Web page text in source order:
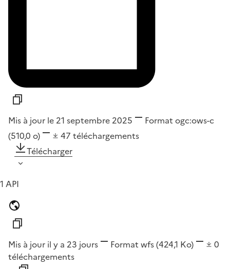
Mis à jour le 21 septembre 2025 Format ogc:ows-c
(510,0 o)
47 téléchargements
Télécharger
1 API
Mis à jour il y a 23 jours Format wfs(424,1 Ko)
0
téléchargements